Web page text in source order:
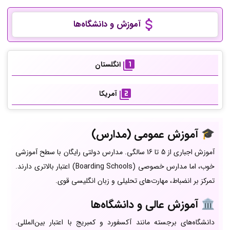
آموزش و دانشگاه‌ها
انگلستان
آمریکا
🎓 آموزش عمومی (مدارس)
آموزش اجباری از 5 تا 16 سالگی. مدارس دولتی رایگان با سطح آموزشی
خوب، اما مدارس خصوصی (Boarding Schools) اعتبار بالاتری دارند.
تمرکز بر انضباط، مهارت‌های تحلیلی و زبان انگلیسی قوی.
🏛️ آموزش عالی و دانشگاه‌ها
دانشگاه‌های برجسته مانند آکسفورد و کمبریج با اعتبار بین‌المللی.